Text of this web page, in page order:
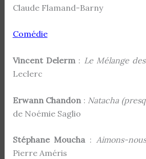
Claude Flamand-Barny
Comédie
Vincent Delerm: Le Mélange
Leclerc
Erwann Chandon : Natacha
de Noémie Saglio
Stéphane Moucha: Aimons-
Pierre Améris